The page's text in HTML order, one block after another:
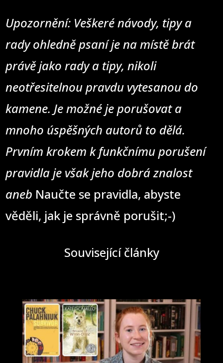
Upozornění: Veškeré návody, tipy a
rady ohledně psaní je na místě brát
právě jako rady a tipy, nikoli
neotřesitelnou pravdu vytesanou do
kamene. Je možné je porušovat a
mnoho úspěšných autorů to dělá.
Prvním krokem k funkčnímu porušení
pravidla je však jeho dobrá znalost
aneb Naučte se pravidla, abyste
věděli, jak je správně porušit;-)
Související články